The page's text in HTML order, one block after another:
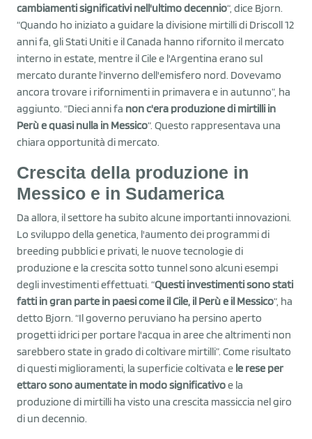
cambiamenti significativi nell'ultimo decennio“, dice Bjorn.
“Quando ho iniziato a guidare la divisione mirtilli di Driscoll 12
anni fa, gli Stati Uniti e il Canada hanno rifornito il mercato
interno in estate, mentre il Cile e l'Argentina erano sul
mercato durante l'inverno dell'emisfero nord. Dovevamo
ancora trovare i rifornimenti in primavera e in autunno”, ha
aggiunto. “Dieci anni fa non c'era produzione di mirtilli in
Perù e quasi nulla in Messico“. Questo rappresentava una
chiara opportunità di mercato.
Crescita della produzione in
Messico e in Sudamerica
Da allora, il settore ha subito alcune importanti innovazioni.
Lo sviluppo della genetica, l'aumento dei programmi di
breeding pubblici e privati, le nuove tecnologie di
produzione e la crescita sotto tunnel sono alcuni esempi
degli investimenti effettuati. “Questi investimenti sono stati
fatti in gran parte in paesi come il Cile, il Perù e il Messico“, ha
detto Bjorn. “Il governo peruviano ha persino aperto
progetti idrici per portare l'acqua in aree che altrimenti non
sarebbero state in grado di coltivare mirtilli”. Come risultato
di questi miglioramenti, la superficie coltivata e le rese per
ettaro sono aumentate in modo significativoe la
produzione di mirtilli ha visto una crescita massiccia nel giro
di un decennio.